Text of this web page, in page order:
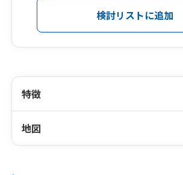
検討リストに追加
特徴
地図